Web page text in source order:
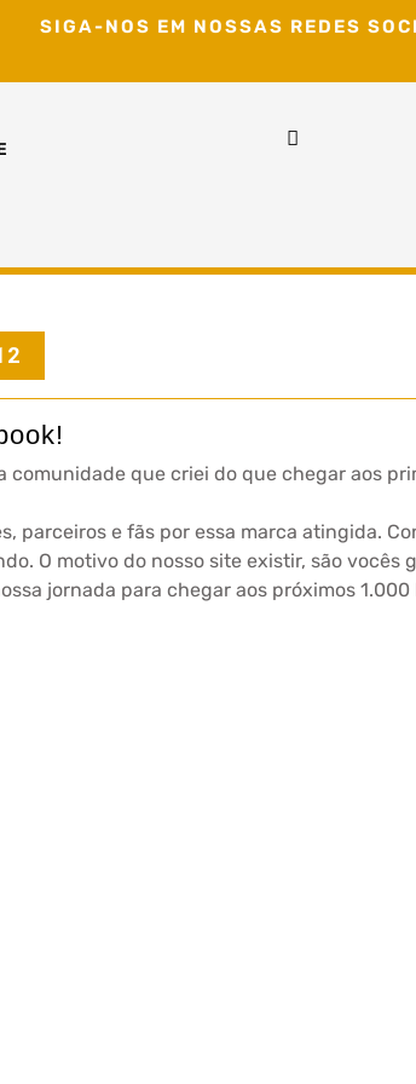
SIGA-NOS EM NOSSAS REDES
comunidade que criei do que chegar aos
parceiros e fãs por essa marca atingida.
O motivo do nosso site existir, são vocês
jornada para chegar aos próximos 1.000